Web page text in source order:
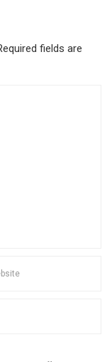
fields are